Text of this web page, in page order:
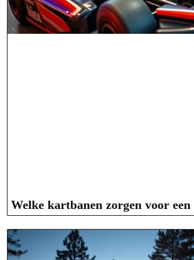
Welke kartbanen zorgen voor